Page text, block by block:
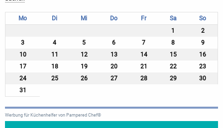
Mo Di Mi Do Fr Sa
So
1
2
3
4 5 6 7 8
9
10
11 12 13 14 15
16
17
18 19 20 21 22
23
24
25 26 27 28 29
30
31
Werbung für Küchenhelfer von Pampered Chef®